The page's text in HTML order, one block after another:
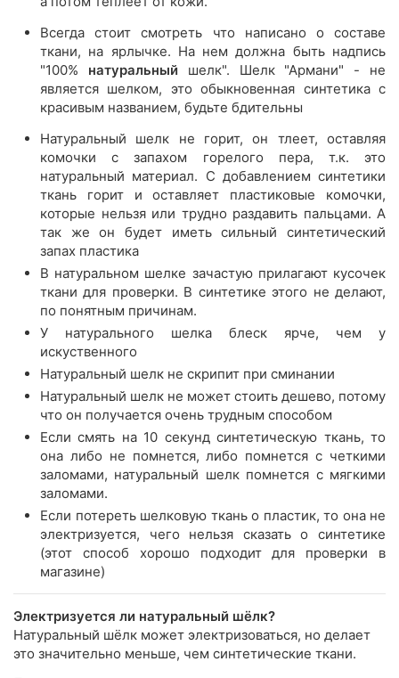
Всегда стоит смотреть что написано о составе
ткани, на ярлычке. На нем должна быть надпись
"100% натуральный шелк". Шелк "Армани" - не
является шелком, это обыкновенная синтетика с
красивым названием, будьте бдительны
Натуральный шелк не горит, он тлеет, оставляя
комочки с запахом горелого пера, т.к. это
натуральный материал. С добавлением синтетики
ткань горит и оставляет пластиковые комочки,
которые нельзя или трудно раздавить пальцами. А
так же он будет иметь сильный синтетический
запах пластика
В натуральном шелке зачастую прилагают кусочек
ткани для проверки. В синтетике этого не делают,
по понятным причинам.
У натурального шелка блеск ярче, чем у
искуственного
Натуральный шелк не скрипит при сминании
Натуральный шелк не может стоить дешево, потому
что он получается очень трудным способом
Если смять на 10 секунд синтетическую ткань, то
она либо не помнется, либо помнется с четкими
заломами, натуральный шелк помнется с мягкими
заломами.
Если потереть шелковую ткань о пластик, то она не
электризуется, чего нельзя сказать о синтетике
(этот способ хорошо подходит для проверки в
магазине)
Электризуется ли натуральный шёлк?
Натуральный шёлк может электризоваться, но делает
это значительно меньше, чем синтетические ткани.